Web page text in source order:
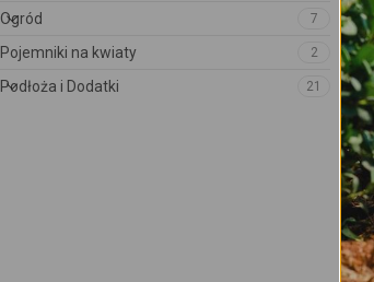
Ogród 7
Pojemniki na kwiaty 2
Podłoża i Dodatki 21